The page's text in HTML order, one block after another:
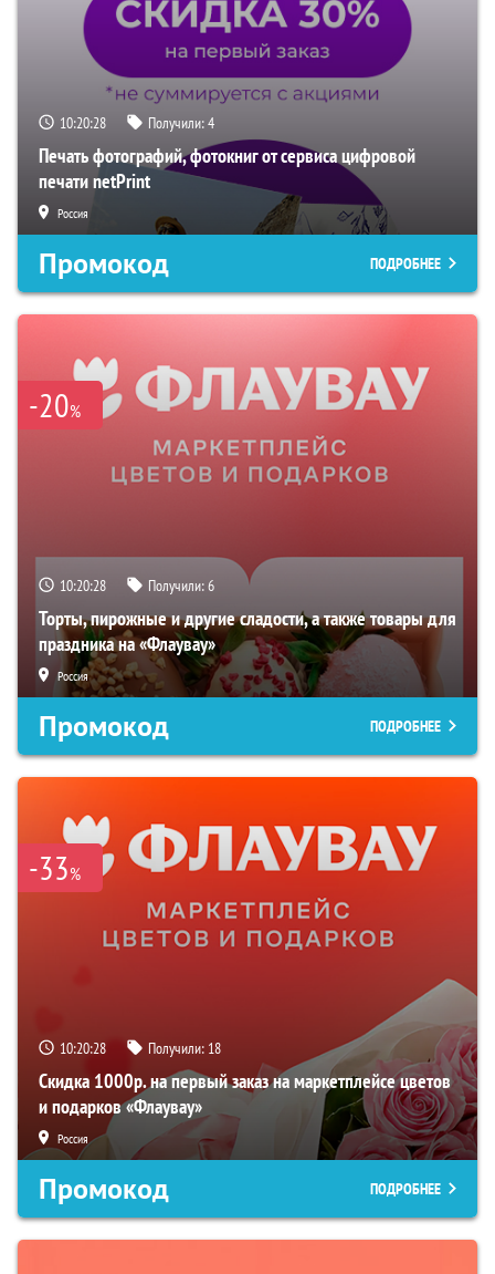
10:20:27 Получили:4
Печать фотографий, фотокниг от сервиса цифровой
печати netPrint
Россия
Промокод ПОДРОБНЕЕ
-20%
10:20:27 Получили:6
Торты, пирожные и другие сладости, а также товары для
праздника на «Флаувау»
Россия
Промокод ПОДРОБНЕЕ
-33%
10:20:27 Получили: 18
Скидка 1000р. на первый заказ на маркетплейсе цветов
и подарков «Флаувау»
Россия
Промокод ПОДРОБНЕЕ